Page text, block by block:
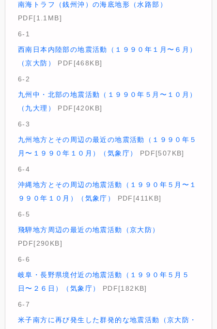
南海トラフ（銭州沖）の海底地形（水路部）
PDF[1.1MB]
6-1
西南日本内陸部の地震活動（１９９０年１月〜６月）
（京大防）
PDF[468KB]
6-2
九州中・北部の地震活動（１９９０年５月〜１０月）
（九大理）
PDF[420KB]
6-3
九州地方とその周辺の最近の地震活動（１９９０年５
月〜１９９０年１０月）（気象庁）
PDF[507KB]
6-4
沖縄地方とその周辺の地震活動（１９９０年５月〜１
９９０年１０月）（気象庁）
PDF[411KB]
6-5
飛騨地方周辺の最近の地震活動（京大防）
PDF[290KB]
6-6
岐阜・長野県境付近の地震活動（１９９０年５月５
日〜２６日）（気象庁）
PDF[182KB]
6-7
米子南方に再び発生した群発的な地震活動（京大防・